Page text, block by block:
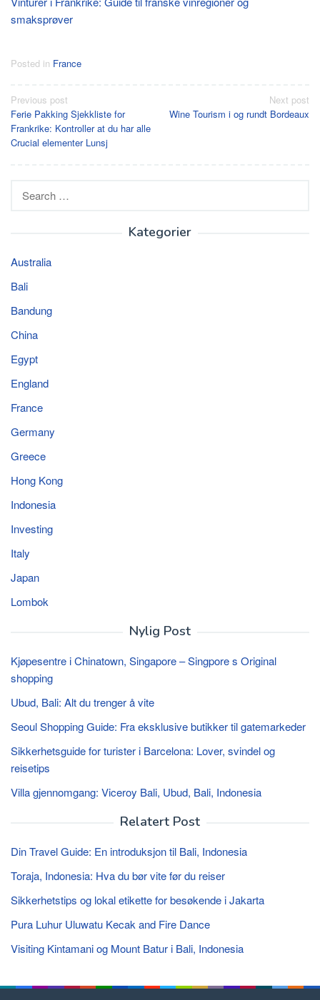
smaksprøver
Posted in France
Post
navigation
Previous post
Ferie Pakking Sjekkliste for
Frankrike: Kontroller at du har alle
Crucial elementer Lunsj
Next post
Wine Tourism i og rundt Bordeaux
Kategorier
Australia
Bali
Bandung
China
Egypt
England
France
Germany
Greece
Hong Kong
Indonesia
Investing
Italy
Japan
Lombok
Nylig Post
Kjøpesentre i Chinatown, Singapore – Singpore s Original
shopping
Ubud, Bali: Alt du trenger å vite
Seoul Shopping Guide: Fra eksklusive butikker til gatemarkeder
Sikkerhetsguide for turister i Barcelona: Lover, svindel og
reisetips
Villa gjennomgang: Viceroy Bali, Ubud, Bali, Indonesia
Relatert Post
Din Travel Guide: En introduksjon til Bali, Indonesia
Toraja, Indonesia: Hva du bør vite før du reiser
Sikkerhetstips og lokal etikette for besøkende i Jakarta
Pura Luhur Uluwatu Kecak and Fire Dance
Visiting Kintamani og Mount Batur i Bali, Indonesia